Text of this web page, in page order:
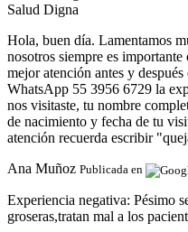
Salud Digna
Hola, buen día. Lamentamos
nosotros siempre es
mejor atención antes y
WhatsApp 55 3956 6729 la
nos visitaste, tu nombre
de nacimiento y fecha de tu
atención recuerda escribir
Ana Muñoz Publicada en
Experiencia negativa: Pésimo
groseras,tratan mal a los